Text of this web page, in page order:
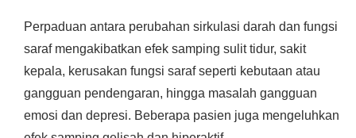
Perpaduan antara perubahan sirkulasi darah dan fungsi
saraf mengakibatkan efek samping sulit tidur, sakit
kepala, kerusakan fungsi saraf seperti kebutaan atau
gangguan pendengaran, hingga masalah gangguan
emosi dan depresi. Beberapa pasien juga mengeluhkan